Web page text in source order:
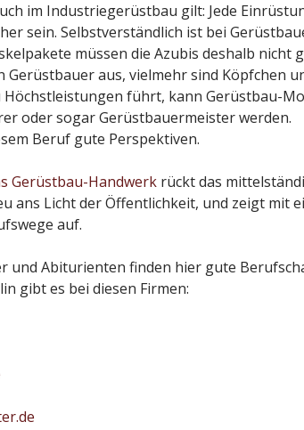
im Industriegerüstbau gilt: Jede
sein. Selbstverständlich ist bei
müssen die Azubis deshalb nicht
aus, vielmehr sind Köpfchen
Höchstleistungen führt, kann Gerüstbau-
oder sogar Gerüstbauermeister werden.
Beruf gute Perspektiven.
Gerüstbau-Handwerkrückt das
ans Licht der Öffentlichkeit, und zeigt mit
auf.
und Abiturienten finden hier gute
gibt es bei diesen Firmen: